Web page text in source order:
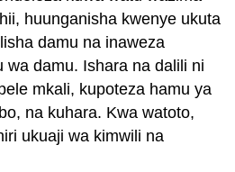
huunganisha kwenye ukuta
damu na inaweza
wa damu. Ishara na dalili ni
mkali, kupoteza hamu ya
na kuhara. Kwa watoto,
ukuaji wa kimwili na